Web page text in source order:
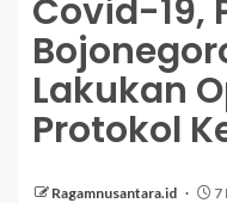
Covid-19,
Lakukan
Protokol
Ragamnusantara.id 7